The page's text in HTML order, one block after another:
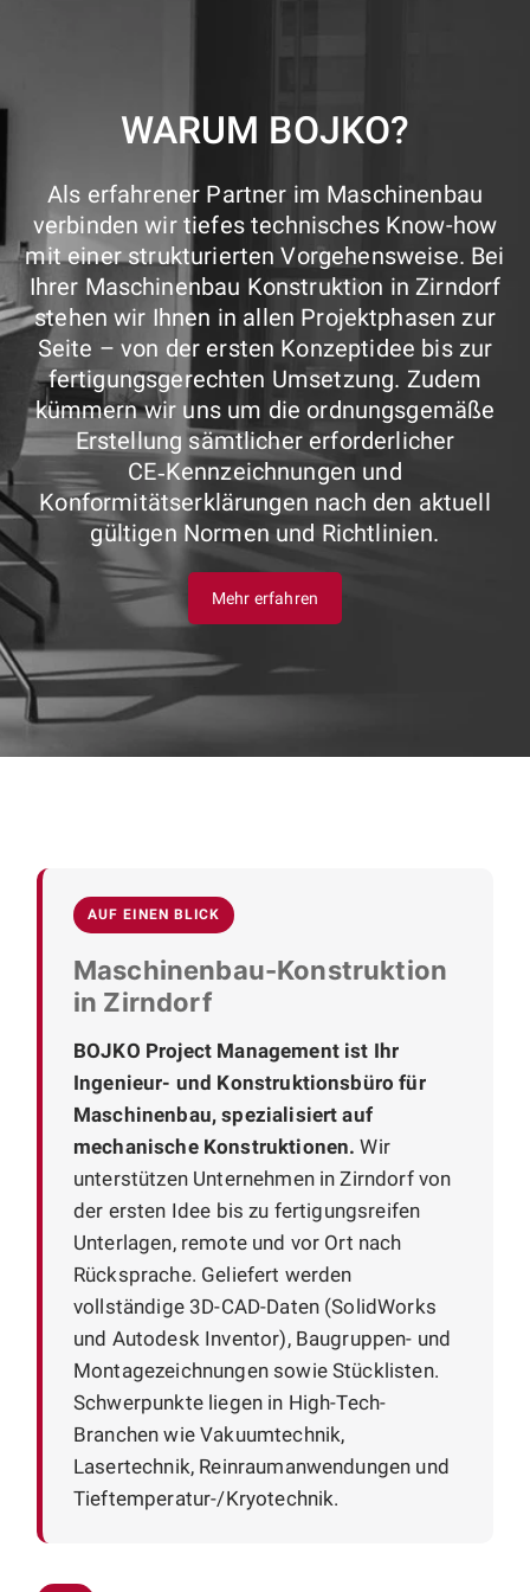
WARUM BOJKO?
Als erfahrener Partner im Maschinenbau
verbinden wir tiefes technisches Know-how
mit einer strukturierten Vorgehensweise. Bei
Ihrer Maschinenbau Konstruktion in Zirndorf
stehen wir Ihnen in allen Projektphasen zur
Seite – von der ersten Konzeptidee bis zur
fertigungsgerechten Umsetzung. Zudem
kümmern wir uns um die ordnungsgemäße
Erstellung sämtlicher erforderlicher
CE‑Kennzeichnungen und
Konformitätserklärungen nach den aktuell
gültigen Normen und Richtlinien.
Mehr erfahren
AUF EINEN BLICK
Maschinenbau-Konstruktion
in Zirndorf
BOJKO Project Management ist Ihr
Ingenieur- und Konstruktionsbüro für
Maschinenbau, spezialisiert auf
mechanische Konstruktionen. Wir
unterstützen Unternehmen in Zirndorf von
der ersten Idee bis zu fertigungsreifen
Unterlagen, remote und vor Ort nach
Rücksprache. Geliefert werden
vollständige 3D-CAD-Daten (SolidWorks
und Autodesk Inventor), Baugruppen- und
Montagezeichnungen sowie Stücklisten.
Schwerpunkte liegen in High-Tech-
Branchen wie Vakuumtechnik,
Lasertechnik, Reinraumanwendungen und
Tieftemperatur-/Kryotechnik.